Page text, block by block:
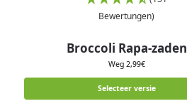
Bewertungen)
Broccoli Rapa-zaden
Weg 2,99€
Selecteer versie